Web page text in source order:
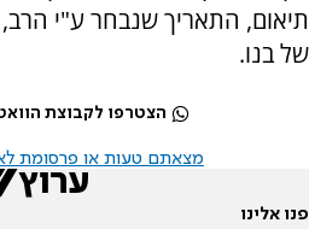
תיאום, התאריך שנבחר ע"י הרב,
של בנו.
הצטרפו לקבוצת
מצאתם טעות או פרסומת לא
פנו אלינו